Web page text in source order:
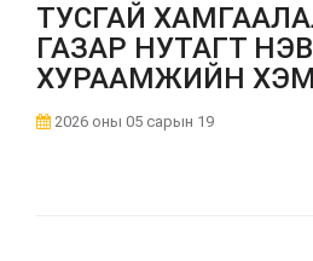
ТУСГАЙ
ГАЗАР НУТАГТ
ХУРААМЖИЙН
2026 оны 05 сарын 19